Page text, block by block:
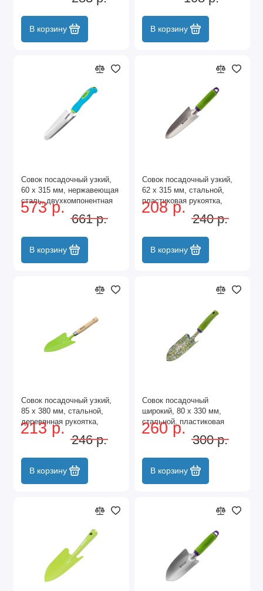
В корзину В корзину
Совок посадочный узкий,
60 х 315 мм, нержавеющая
сталь, двухкомпонентная
рукоятка, Premium Plus,
573 р.
661 р.
В корзину
Совок посадочный узкий,
62 х 315 мм, стальной,
пластиковая рукоятка,
Connect, Palisad
208 р.
240 р.
В корзину
Совок посадочный узкий,
85 х 380 мм, стальной,
деревянная рукоятка,
Classic, Palisad
213 р.
246 р.
В корзину
Совок посадочный
широкий, 80 х 330 мм,
стальной, пластиковая
рукоятка, Flower Green,
260 р.
300 р.
В корзину